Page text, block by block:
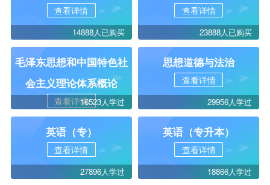
查看详情
14888人已购买
查看详情
23888人已购买
毛泽东思想和中国特色社
会主义理论体系概论
查看详情16523人学过
思想道德与法治
查看详情
29956人学过
英语（专）
查看详情
27896人学过
英语（专升本）
查看详情
18866人学过